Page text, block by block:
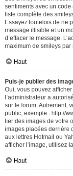
sentiments avec un
liste complète des
Essayez toutefois de ne
message illisible et un
d’effacer le message.
maximum de smileys par
Haut
Puis-je publier des
Oui, vous pouvez
l’administrateur a
sur le forum. Autrement,
public, exemple : http://
lier des images de votre
images placées derrière
aux lettres Hotmail ou
afficher l’image, utilisez
Haut